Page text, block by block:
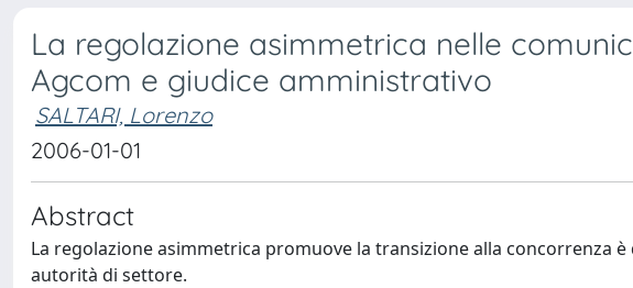
La regolazione asimmetrica nelle
Agcom e giudice amministrativo
SALTARI, Lorenzo
2006-01-01
Abstract
La regolazione asimmetrica promuove la transizione alla concorrenza
autorità di settore.